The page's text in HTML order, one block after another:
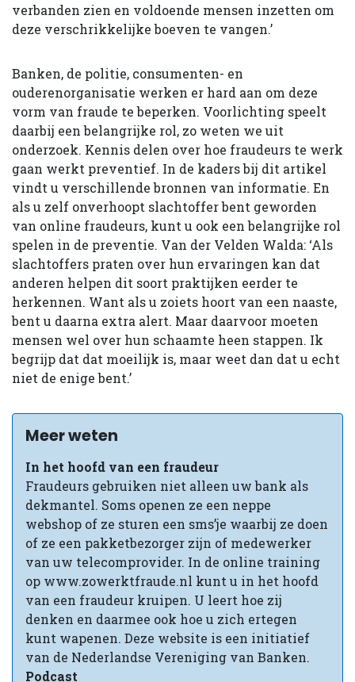
verbanden zien en voldoende mensen inzetten om
deze verschrikkelijke boeven te vangen.’
Banken, de politie, consumenten- en
ouderenorganisatie werken er hard aan om deze
vorm van fraude te beperken. Voorlichting speelt
daarbij een belangrijke rol, zo weten we uit
onderzoek. Kennis delen over hoe fraudeurs te werk
gaan werkt preventief. In de kaders bij dit artikel
vindt u verschillende bronnen van informatie. En
als u zelf onverhoopt slachtoffer bent geworden
van online fraudeurs, kunt u ook een belangrijke rol
spelen in de preventie. Van der Velden Walda: ‘Als
slachtoffers praten over hun ervaringen kan dat
anderen helpen dit soort praktijken eerder te
herkennen. Want als u zoiets hoort van een naaste,
bent u daarna extra alert. Maar daarvoor moeten
mensen wel over hun schaamte heen stappen. Ik
begrijp dat dat moeilijk is, maar weet dan dat u echt
niet de enige bent.’
Meer weten
In het hoofd van een fraudeur
Fraudeurs gebruiken niet alleen uw bank als
dekmantel. Soms openen ze een neppe
webshop of ze sturen een sms’je waarbij ze doen
of ze een pakketbezorger zijn of medewerker
van uw telecomprovider. In de online training
op www.zowerktfraude.nl kunt u in het hoofd
van een fraudeur kruipen. U leert hoe zij
denken en daarmee ook hoe u zich ertegen
kunt wapenen. Deze website is een initiatief
van de Nederlandse Vereniging van Banken.
Podcast